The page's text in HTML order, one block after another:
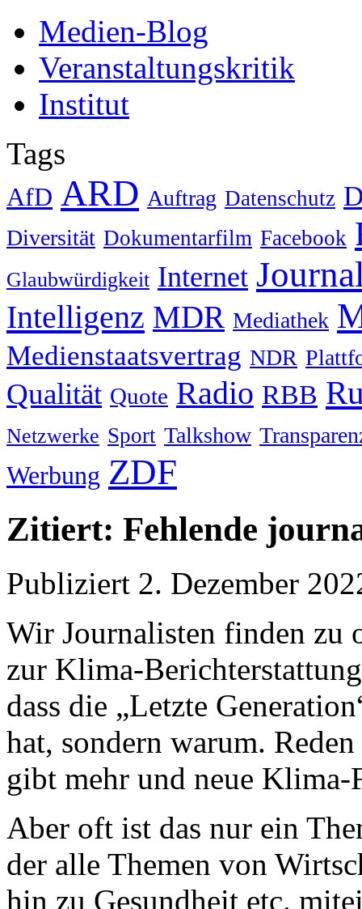
Medien-Blog
Veranstaltungskritik
Institut
Tags
AfD ARD Auftrag Datenschutz
Diversität Dokumentarfilm Facebook
Glaubwürdigkeit Internet
Intelligenz MDR Mediathek
Medienstaatsvertrag NDR
Qualität Quote Radio RBB
Netzwerke Sport Talkshow
Werbung ZDF
Zitiert: Fehlende
Publiziert 2. Dezember
Wir Journalisten finden zu
zur Klima-
dass die „Letzte
hat, sondern warum.
gibt mehr und neue
Aber oft ist das nur ein
der alle Themen von
hin zu Gesundheit etc.